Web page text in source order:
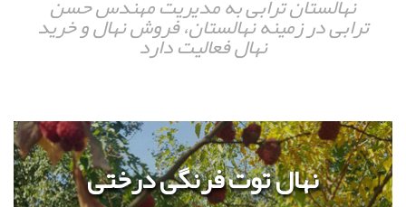
ترابی در زمینه نهالستان، فروش نهال و خرید
نهال فعالیت دارد
نهال توت فرنگی درختی